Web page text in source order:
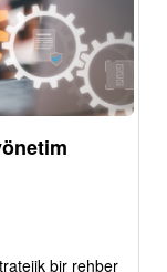
bir rehber